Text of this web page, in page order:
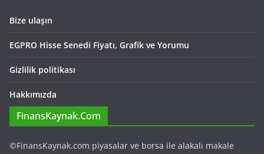
Bize ulaşın
EGPRO Hisse Senedi Fiyatı, Grafik ve Yorumu
Gizlilik politikası
Hakkımızda
FinansKaynak.Com
©FinansKaynak.com piyasalar ve borsa ile alakalı makale